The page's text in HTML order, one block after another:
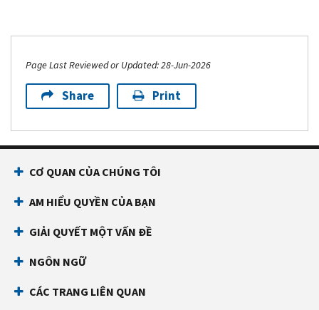
Page Last Reviewed or Updated: 28-Jun-2026
Share Print
CƠ QUAN CỦA CHÚNG TÔI
AM HIỂU QUYỀN CỦA BẠN
GIẢI QUYẾT MỘT VẤN ĐỀ
NGÔN NGỮ
CÁC TRANG LIÊN QUAN